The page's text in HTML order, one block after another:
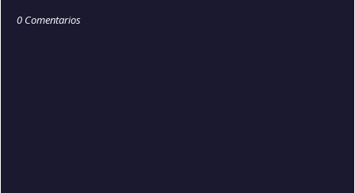
0 Comentarios